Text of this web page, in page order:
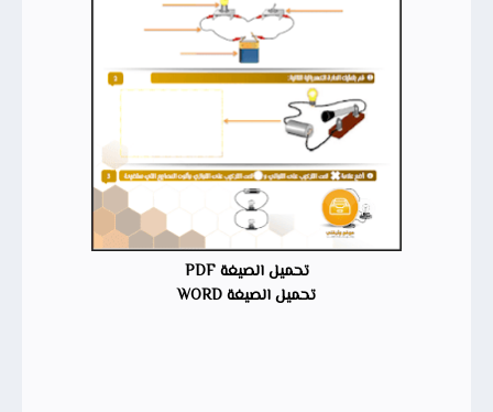
تحميل الصيغة PDF
تحميل الصيغة WORD